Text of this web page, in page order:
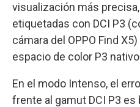
visualización más
etiquetadas con DCI P3
cámara del OPPO Find
espacio de color P3
En el modo Intenso, el
frente al gamut DCI P3